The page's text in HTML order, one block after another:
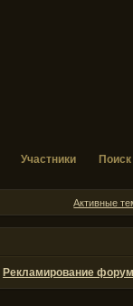
Участники Поиск
Активные
Рекламирование